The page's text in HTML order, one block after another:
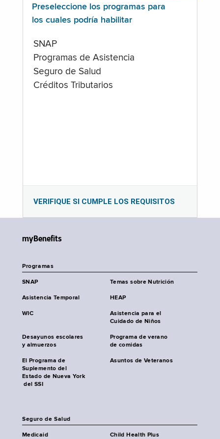
Preseleccione los programas para
los cuales podría habilitar
SNAP
Programas de Asistencia
Seguro de Salud
Créditos Tributarios
VERIFIQUE SI CUMPLE LOS REQUISITOS
myBenefits
Programas
SNAP Temas sobre Nutrición
Asistencia Temporal HEAP
WIC
Asistencia para el
Cuidado de Niños
Desayunos escolares
y almuerzos
Programa de verano
de comidas
El Programa de
Suplemento del
Estado de Nueva York
del SSI
Asuntos de Veteranos
Seguro de Salud
Medicaid
Child Health Plus